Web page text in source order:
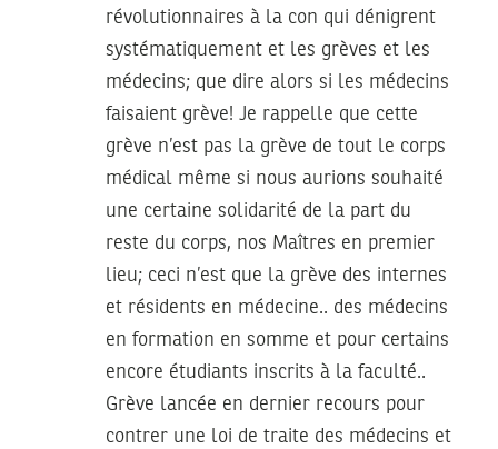
révolutionnaires à la con qui dénigrent
systématiquement et les grèves et les
médecins; que dire alors si les médecins
faisaient grève! Je rappelle que cette
grève n’est pas la grève de tout le corps
médical même si nous aurions souhaité
une certaine solidarité de la part du
reste du corps, nos Maîtres en premier
lieu; ceci n’est que la grève des internes
et résidents en médecine.. des médecins
en formation en somme et pour certains
encore étudiants inscrits à la faculté..
Grève lancée en dernier recours pour
contrer une loi de traite des médecins et